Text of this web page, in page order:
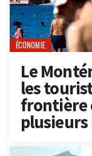
ÉCONOMIE
Le
les
frontière